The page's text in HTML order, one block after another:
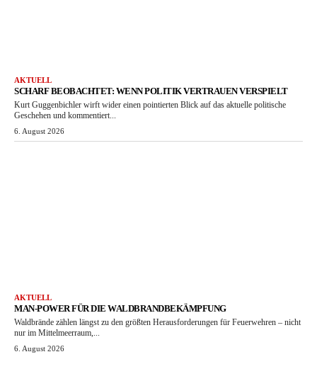
AKTUELL
SCHARF BEOBACHTET: WENN POLITIK VERTRAUEN VERSPIELT
Kurt Guggenbichler wirft wider einen pointierten Blick auf das aktuelle politische
Geschehen und kommentiert...
6. August 2026
AKTUELL
MAN-POWER FÜR DIE WALDBRANDBEKÄMPFUNG
Waldbrände zählen längst zu den größten Herausforderungen für Feuerwehren – nicht
nur im Mittelmeerraum,...
6. August 2026